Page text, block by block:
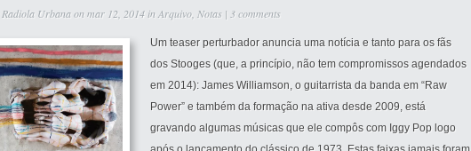
Radiola Urbanaon mar 12, 2014 inArquivo Notas | 3 comments
Um teaser perturbador anuncia uma notícia e tanto para os fãs
dos Stooges (que, a princípio, não tem compromissos agendados
em 2014): James Williamson, o guitarrista da banda em “Raw
Power” e também da formação na ativa desde 2009, está
gravando algumas músicas que ele compôs com Iggy Pop logo